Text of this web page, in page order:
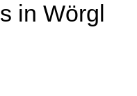
in Wörgl